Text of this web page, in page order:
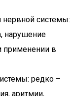
системы:
нарушение
применении в
редко –
аритмии,